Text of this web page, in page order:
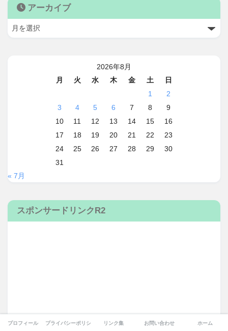
アーカイブ
2026年8月
月
火 水 木 金 土
日
1
2
3
4 5 6 7 8
9
10
11 12 13 14 15
16
17
18 19 20 21 22
23
24
25 26 27 28 29
30
31
« 7月
スポンサードリンクR2
プロフィール プライバシーポリシー リンク集 お問い合わせ ホーム